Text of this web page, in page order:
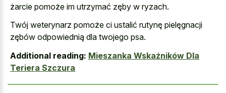
żarcie pomoże im utrzymać zęby w ryzach.
Twój weterynarz pomoże ci ustalić rutynę pielęgnacji
zębów odpowiednią dla twojego psa.
Additional reading: Mieszanka Wskaźników Dla
Teriera Szczura